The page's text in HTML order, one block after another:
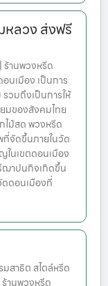
หลวง ส่งฟรี
ร้านพวงหรีด
เมือง เป็นการ
วมถึงเป็นการให้
มของสังคมไทย
ม้สด พวงหรีด
จัดขึ้นภายในวัด
ในเขตดอนเมือง
ฌาปนกิจเกิดขึ้น
ดดอนเมืองที่
สาธิต สไตล์หรีด
านพวงหรีด